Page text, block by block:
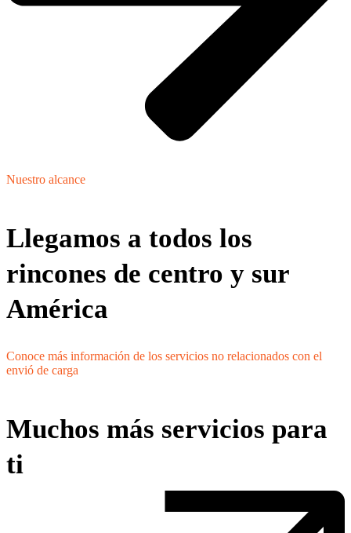
Nuestro alcance
Llegamos a todos los
rincones de centro y sur
América
Conoce más información de los servicios no relacionados con el
envió de carga
Muchos más servicios para
ti